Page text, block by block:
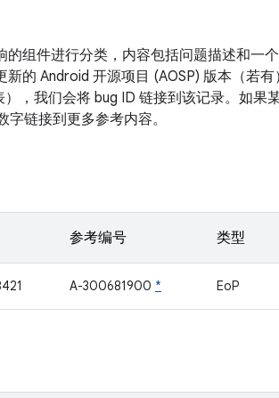
的组件进行分类，内容包括问题描述和一
新的 Android 开源项目 (AOSP) 版本（若
），我们会将 bug ID 链接到该记录。如
字链接到更多参考内容。
参考编号 类型
A-300681900 * EoP